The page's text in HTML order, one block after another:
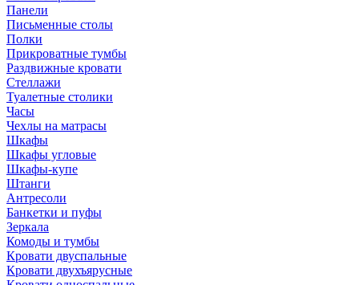
Панели
Письменные столы
Полки
Прикроватные тумбы
Раздвижные кровати
Стеллажи
Туалетные столики
Часы
Чехлы на матрасы
Шкафы
Шкафы угловые
Шкафы-купе
Штанги
Антресоли
Банкетки и пуфы
Зеркала
Комоды и тумбы
Кровати двуспальные
Кровати двухъярусные